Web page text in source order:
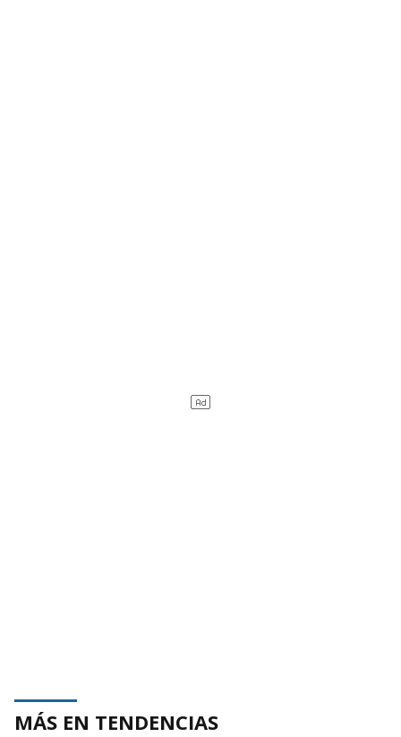
MÁS EN TENDENCIAS